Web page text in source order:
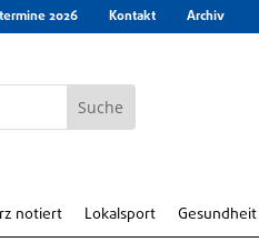
2026 Kontakt Archiv
notiert Lokalsport Gesundheit